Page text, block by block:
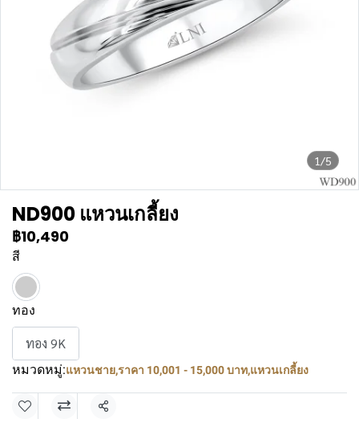
1/5
ND900 แหวนเกลี้ยง
฿10,490
สี
ทอง
ทอง 9K
หมวดหมู่:แหวนชาย,ราคา 10,001 - 15,000 บาท,แหวนเกลี้ยง
แชร์